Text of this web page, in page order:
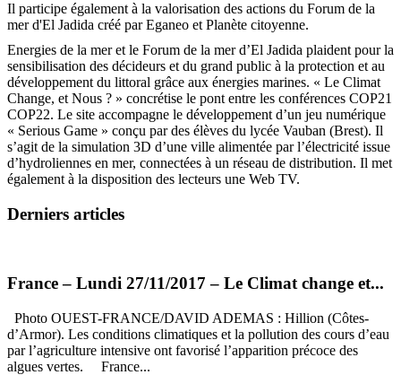
Il participe également à la valorisation des actions du Forum de la
mer d'El Jadida créé par Eganeo et Planète citoyenne.
Energies de la mer et le Forum de la mer d’El Jadida plaident pour la
sensibilisation des décideurs et du grand public à la protection et au
développement du littoral grâce aux énergies marines. « Le Climat
Change, et Nous ? » concrétise le pont entre les conférences COP21
COP22. Le site accompagne le développement d’un jeu numérique
« Serious Game » conçu par des élèves du lycée Vauban (Brest). Il
s’agit de la simulation 3D d’une ville alimentée par l’électricité issue
d’hydroliennes en mer, connectées à un réseau de distribution. Il met
également à la disposition des lecteurs une Web TV.
Derniers articles
France – Lundi 27/11/2017 – Le Climat change et...
Photo OUEST-FRANCE/DAVID ADEMAS : Hillion (Côtes-
d’Armor). Les conditions climatiques et la pollution des cours d’eau
par l’agriculture intensive ont favorisé l’apparition précoce des
algues vertes. France...